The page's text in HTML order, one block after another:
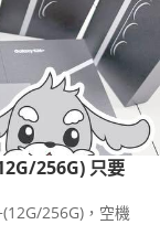
256G) 只要
256G)，空機